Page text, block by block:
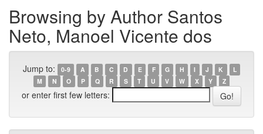
Browsing by Author Santos
Neto, Manoel Vicente dos
Jump to: 0-9 A B C D E F G H I J K
L
M
N O P Q R S T U V W X Y Z
or enter first few letters: